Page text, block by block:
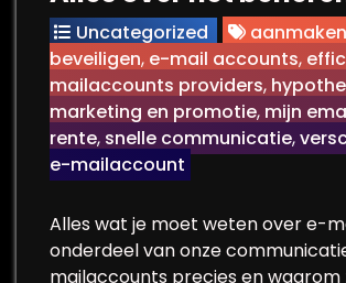
Uncategorized
beveiligen, e-mail accounts,
mailaccounts providers,
marketing en promotie, mijn
rente, snelle communicatie,
e-mailaccount
Alles wat je moet weten over e-
onderdeel van onze
mailaccounts precies en